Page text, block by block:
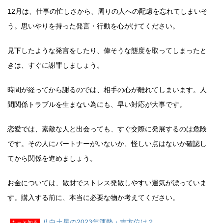
12月は、仕事の忙しさから、周りの人への配慮を忘れてしまいそ
う。思いやりを持った発言・行動を心がけてください。
見下したような発言をしたり、偉そうな態度を取ってしまったと
きは、すぐに謝罪しましょう。
時間が経ってから謝るのでは、相手の心が離れてしまいます。人
間関係トラブルを生まない為にも、早い対応が大事です。
恋愛では、素敵な人と出会っても、すぐ交際に発展するのは危険
です。その人にパートナーがいないか、怪しい点はないか確認し
てから関係を進めましょう。
お金については、散財でストレス発散しやすい運気が漂っていま
す。購入する前に、本当に必要な物か考えてください。